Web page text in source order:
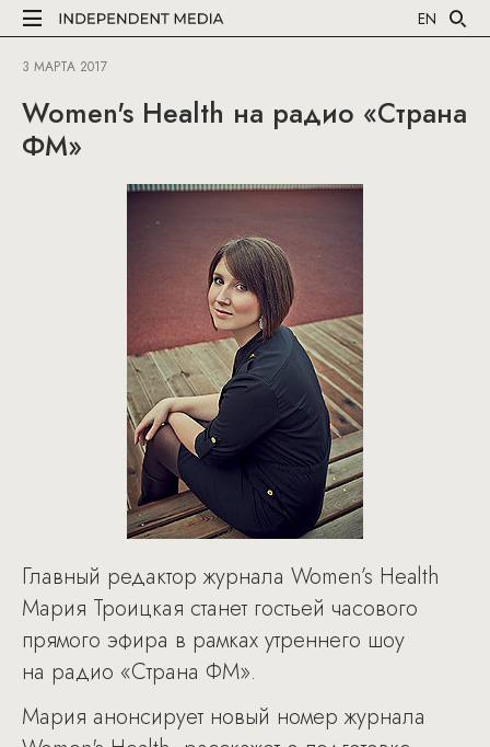
EN
3 МАРТА 2017
Women's Health на радио «Страна
ФМ»
Главный редактор журнала Women’s Health
Мария Троицкая станет гостьей часового
прямого эфира в рамках утреннего шоу
на радио «Страна ФМ».
Мария анонсирует новый номер журнала